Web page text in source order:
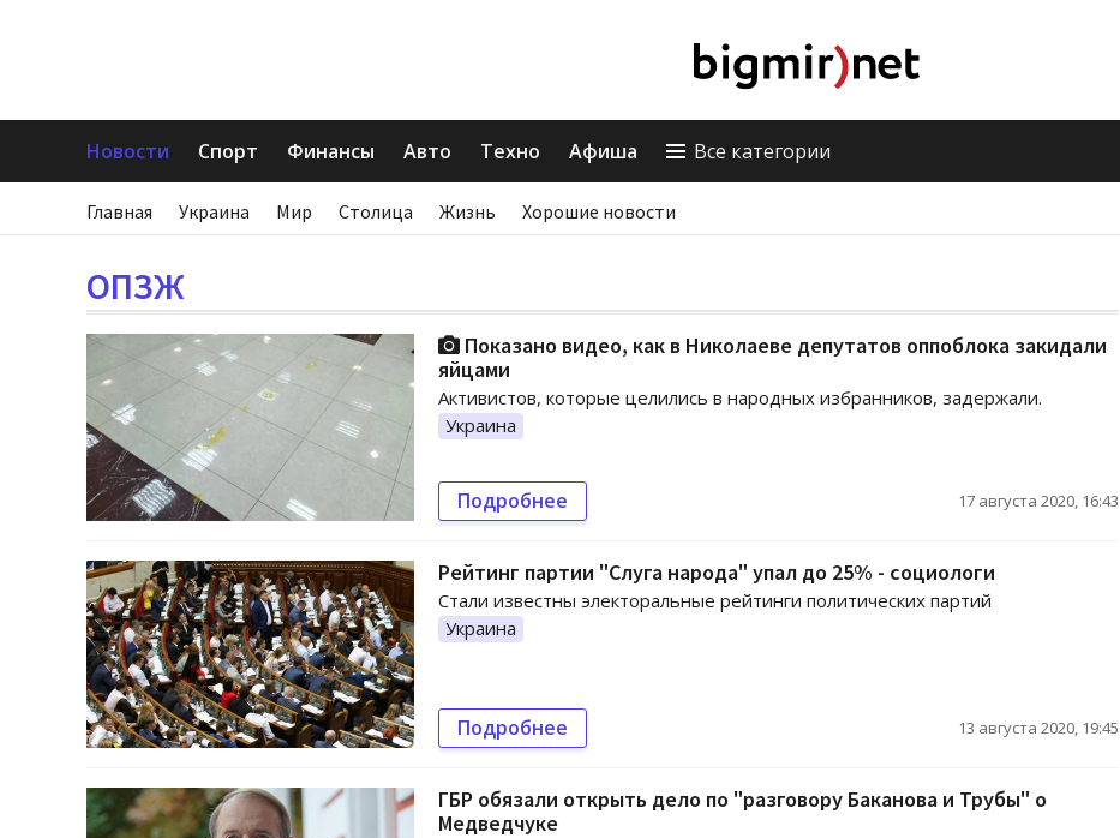
Новости Спорт Финансы Авто Техно Афиша Все категории
Главная Украина Мир Столица Жизнь Хорошие новости
ОПЗЖ
Показано видео, как в Николаеве депутатов оппоблока закидали
яйцами
Активистов, которые целились в народных избранников, задержали.
Украина
Подробнее 17 августа 2020, 16:43
Рейтинг партии "Слуга народа" упал до 25% - социологи
Стали известны электоральные рейтинги политических партий
Украина
Подробнее 13 августа 2020, 19:45
ГБР обязали открыть дело по "разговору Баканова и Трубы" о
Медведчуке